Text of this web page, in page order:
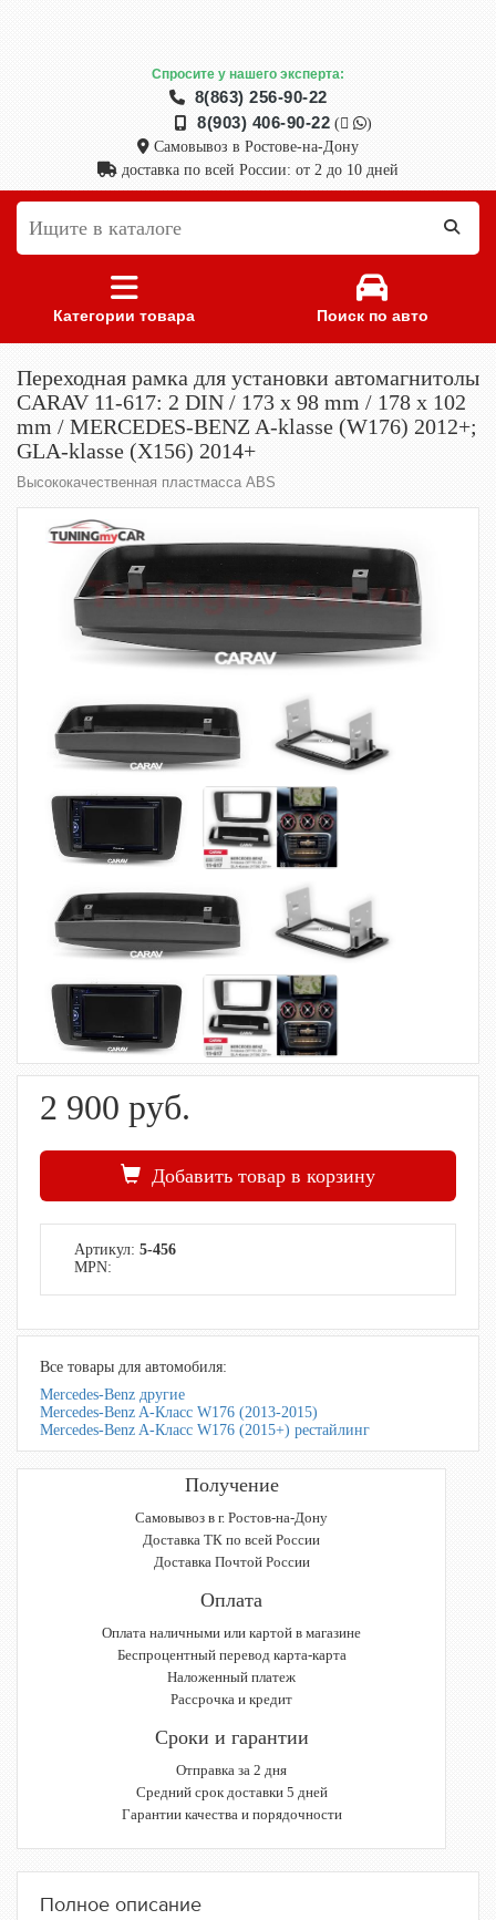
Спросите у нашего эксперта:
8(863) 256-90-22
8(903) 406-90-22 (
)
Самовывоз в Ростове-на-Дону
доставка по всей России: от 2 до 10 дней
Категории товара Поиск по авто
Переходная рамка для установки автомагнитолы
CARAV 11-617: 2 DIN / 173 x 98 mm / 178 x 102
mm / MERCEDES-BENZ A-klasse (W176) 2012+;
GLA-klasse (X156) 2014+
Высококачественная пластмасса ABS
2 900 руб.
Добавить товар в корзину
Артикул: 5-456
MPN:
Все товары для автомобиля:
Mercedes-Benz другие
Mercedes-Benz A-Класс W176 (2013-2015)
Mercedes-Benz A-Класс W176 (2015+) рестайлинг
Получение
Самовывоз в г. Ростов-на-Дону
Доставка ТК по всей России
Доставка Почтой России
Оплата
Оплата наличными или картой в магазине
Беспроцентный перевод карта-карта
Наложенный платеж
Рассрочка и кредит
Сроки и гарантии
Отправка за 2 дня
Средний срок доставки 5 дней
Гарантии качества и порядочности
Полное описание